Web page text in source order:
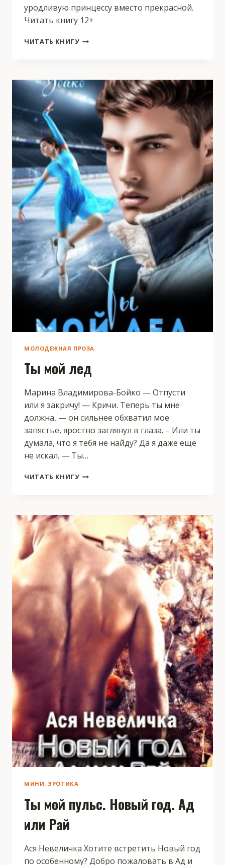
уродливую принцессу вместо прекрасной.
Читать книгу 12+
ЧИТАТЬ КНИГУПРОКЛЯТАЯ
ПРИНЦА
МОЛОДЕЖНАЯ ПРОЗА
Ты мой лед
Марина Владимирова-Бойко — Отпусти
или я закричу! — Кричи. Теперь ты мне
должна, — он сильнее обхватил мое
запястье, яростно заглянул в глаза. – Или ты
думала, что я тебя не найду? Да я даже еще
не искал. — Ты…
ЧИТАТЬ КНИГУТЫ
МИНИ: ЭРОТИКА
Ты мой пульс. Новый год. Ад
или Рай
Ася Невеличка Хотите встретить Новый год
по особенному? Добро пожаловать в Ад и